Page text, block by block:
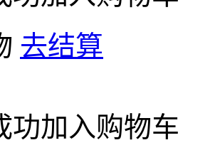
去结算
功加入购物车